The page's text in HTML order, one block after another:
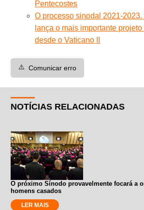
Pentecostes
O processo sinodal 2021-
lança o mais importante
desde o Vaticano II
⚠️ Comunicar erro
NOTÍCIAS RELACIONADAS
O próximo Sínodo provavelmente focará a
homens casados
LER MAIS